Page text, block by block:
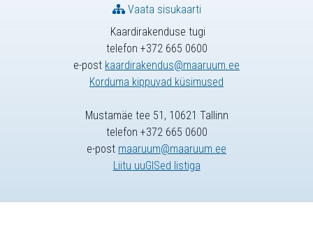
Kaardirakenduse tugi
telefon +372 665 0600
e-post kaardirakendus@maaruum.ee
Korduma kippuvad küsimused
Vaata sisukaarti
Mustamäe tee 51, 10621 Tallinn
telefon +372 665 0600
e-post maaruum@maaruum.ee
Liitu uuGISed listiga